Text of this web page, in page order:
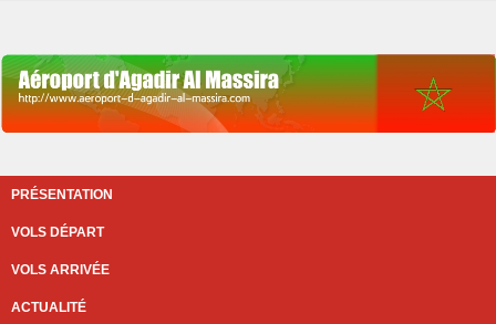
PRÉSENTATION
VOLS DÉPART
VOLS ARRIVÉE
ACTUALITÉ